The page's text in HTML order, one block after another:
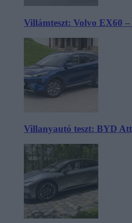
Villámteszt: Volvo EX60
Villanyautó teszt: BYD